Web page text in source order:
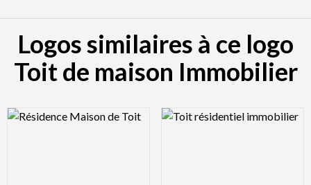
Logos similaires à ce logo
Toit de maison Immobilier
Logo Preview Image Logo Preview Image